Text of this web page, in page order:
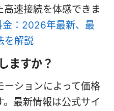
速接続を体感できま
：2026年最新、最
を解説
ますか？
ションによって価格
最新情報は公式サイ